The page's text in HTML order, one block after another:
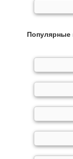
Популярные